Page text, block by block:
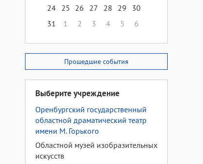
24 25 26 27 28 29
30
31
1 2 3 4 5 6
Прошедшие события
Выберите учреждение
Оренбургский государственный
областной драматический театр
имени М. Горького
Областной музей изобразительных
искусств